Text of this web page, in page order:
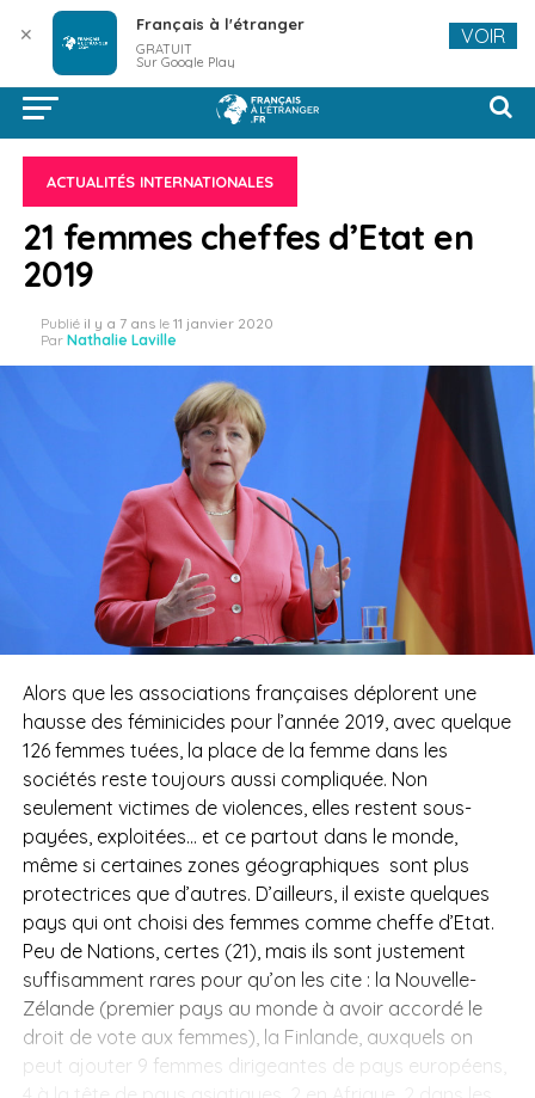
ACTUALITÉS INTERNATIONALES
21 femmes cheffes d’Etat en
2019
Publié il y a 7 ans le 11 janvier 2020
Par Nathalie Laville
Alors que les associations françaises déplorent une
hausse des féminicides pour l’année 2019, avec quelque
126 femmes tuées, la place de la femme dans les
sociétés reste toujours aussi compliquée. Non
seulement victimes de violences, elles restent sous-
payées, exploitées… et ce partout dans le monde,
même si certaines zones géographiques sont plus
protectrices que d’autres. D’ailleurs, il existe quelques
pays qui ont choisi des femmes comme cheffe d’Etat.
Peu de Nations, certes (21), mais ils sont justement
suffisamment rares pour qu’on les cite : la Nouvelle-
Zélande (premier pays au monde à avoir accordé le
droit de vote aux femmes), la Finlande, auxquels on
peut ajouter 9 femmes dirigeantes de pays européens,
✕ Français à l'étranger
GRATUIT
Sur Google Play
VOIR